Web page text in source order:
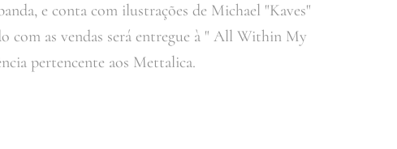
e conta com ilustrações de Michael "Kaves"
com as vendas será entregue à " All Within My
pertencente aos Mettalica.